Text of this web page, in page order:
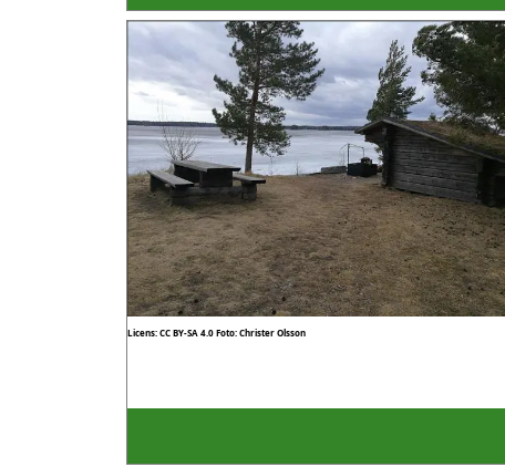
Licens: CC BY-SA 4.0Foto: Christer Olsson